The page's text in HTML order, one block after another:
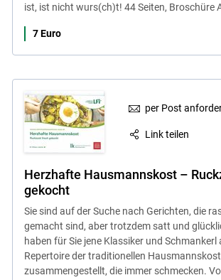
ist, ist nicht wurs(ch)t! 44 Seiten, Broschüre
7 Euro
per Post
Link teilen
Herzhafte Hausmannskost –
gekocht
Sie sind auf der Suche nach Gerichten, die
gemacht sind, aber trotzdem satt und
haben für Sie jene Klassiker und Schmankerl
Repertoire der traditionellen Hausmannskost
zusammengestellt, die immer schmecken.